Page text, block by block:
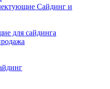
Сайдинг и
для сайдинга